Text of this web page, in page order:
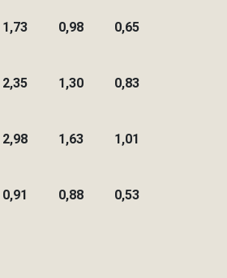
1,73 0,98 0,65
2,35 1,30 0,83
2,98 1,63 1,01
0,91 0,88 0,53